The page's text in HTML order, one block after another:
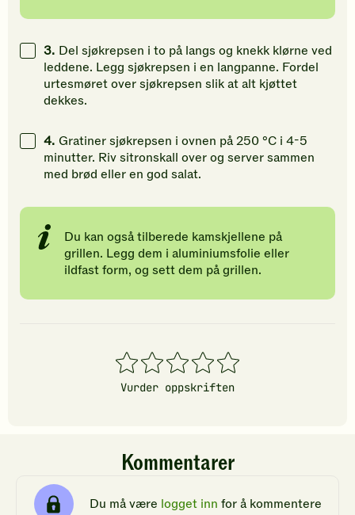
3. Del sjøkrepsen i to på langs og knekk klørne ved
leddene. Legg sjøkrepsen i en langpanne. Fordel
urtesmøret over sjøkrepsen slik at alt kjøttet
dekkes.
4. Gratiner sjøkrepsen i ovnen på 250 °C i 4-5
minutter. Riv sitronskall over og server sammen
med brød eller en god salat.
Du kan også tilberede kamskjellene på
grillen. Legg dem i aluminiumsfolie eller
ildfast form, og sett dem på grillen.
1
stjerner
2
stjerner
3
stjerner
4
stjerner
5
stjerner
Vurder oppskriften
Kommentarer
Du må være logget inn for å kommentere